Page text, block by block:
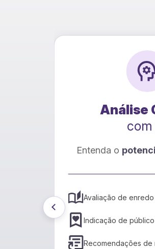
Análise
com
Entenda o
Avaliação de
Indicação de
Recomendações de